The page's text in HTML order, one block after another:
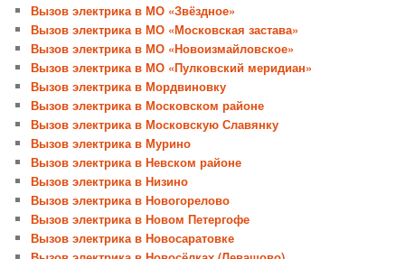
Вызов электрика в МО «Звёздное»
Вызов электрика в МО «Московская застава»
Вызов электрика в МО «Новоизмайловское»
Вызов электрика в МО «Пулковский меридиан»
Вызов электрика в Мордвиновку
Вызов электрика в Московском районе
Вызов электрика в Московскую Славянку
Вызов электрика в Мурино
Вызов электрика в Невском районе
Вызов электрика в Низино
Вызов электрика в Новогорелово
Вызов электрика в Новом Петергофе
Вызов электрика в Новосаратовке